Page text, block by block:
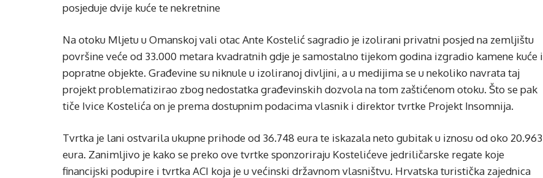
posjeduje dvije kuće te nekretnine
Na otoku Mljetu u Omanskoj vali otac Ante Kostelić sagradio je izolirani privatni posjed na zemljištu
površine veće od 33.000 metara kvadratnih gdje je samostalno tijekom godina izgradio kamene kuće i
popratne objekte. Građevine su niknule u izoliranoj divljini, a u medijima se u nekoliko navrata taj
projekt problematizirao zbog nedostatka građevinskih dozvola na tom zaštićenom otoku. Što se pak
tiče Ivice Kostelića on je prema dostupnim podacima vlasnik i direktor tvrtke Projekt Insomnija.
Tvrtka je lani ostvarila ukupne prihode od 36.748 eura te iskazala neto gubitak u iznosu od oko 20.963
eura. Zanimljivo je kako se preko ove tvrtke sponzoriraju Kostelićeve jedriličarske regate koje
financijski podupire i tvrtka ACI koja je u većinski državnom vlasništvu. Hrvatska turistička zajednica